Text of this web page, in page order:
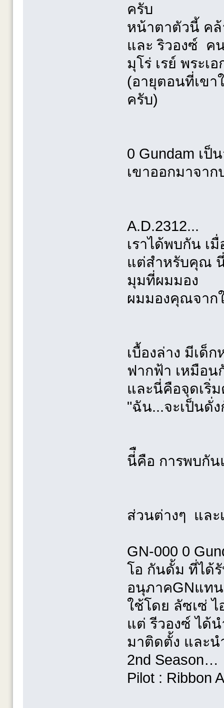
ครับ
หน้าตาตัวนี้ คล้
และ ริวองซ์ ค
มุโร่ เรย์ พระเ
(อายุตอนที่เขา
ครับ)
0 Gundam เป็
เขาออกมาจา
A.D.2312...
เราได้พบกัน เ
แต่สำหรับคุณ นี่
มุมที่ผมมอง
ผมมองคุณจาก
เบื้องล่าง มีเด็
ฟากฟ้า เหมือน
และนี่คือจุดเริ่
"ฉัน...จะเป็นดั่
นี่ืคือ การพบกั
ส่วนต่างๆ และ
GN-000 0
โอ กันดั้ม ที่ได้
อนุภาคGNแทน
ใช้โดย ลัซเซ่ ไ
แต่ รีวองซ์ ได้
มาติดตั้ง และน
2nd Season…
Pilot : Ribbon